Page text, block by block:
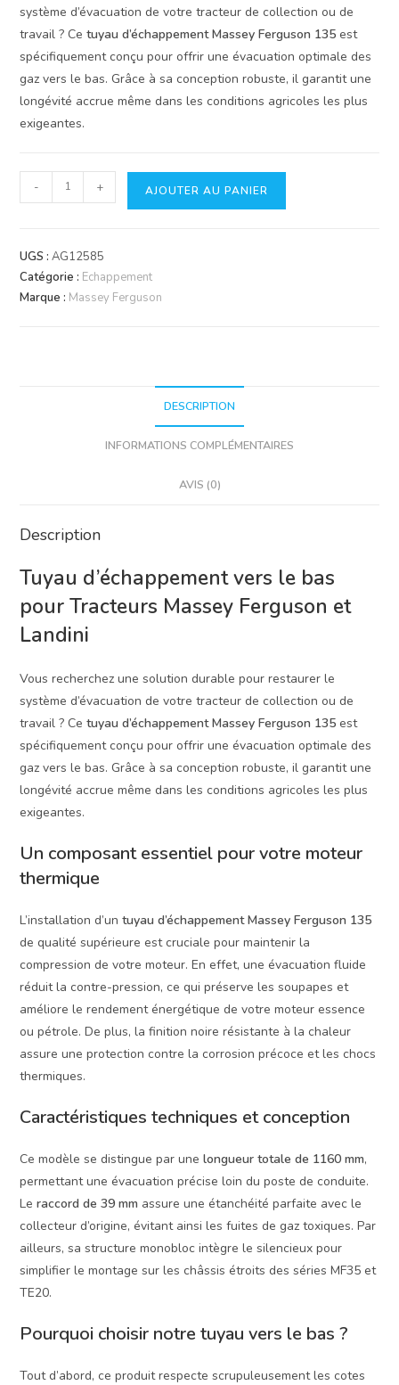
système d’évacuation de votre tracteur de collection ou de
travail ? Cetuyau d’échappement Massey Ferguson 135 est
spécifiquement conçu pour offrir une évacuation optimale des
gaz vers le bas. Grâce à sa conception robuste, il garantit une
longévité accrue même dans les conditions agricoles les plus
exigeantes.
quantité
de
d'Échappement
Bas
Massey
- + AJOUTER AU PANIER
UGS :AG12585
Catégorie : Echappement
Marque : Massey Ferguson
DESCRIPTION
INFORMATIONS COMPLÉMENTAIRES
AVIS (0)
Description
Tuyau d’échappement vers le bas
pour Tracteurs Massey Ferguson et
Landini
Vous recherchez une solution durable pour restaurer le
système d’évacuation de votre tracteur de collection ou de
travail ? Cetuyau d’échappement Massey Ferguson 135 est
spécifiquement conçu pour offrir une évacuation optimale des
gaz vers le bas. Grâce à sa conception robuste, il garantit une
longévité accrue même dans les conditions agricoles les plus
exigeantes.
Un composant essentiel pour votre moteur
thermique
L’installation d’untuyau d’échappement Massey Ferguson 135
de qualité supérieure est cruciale pour maintenir la
compression de votre moteur. En effet, une évacuation fluide
réduit la contre-pression, ce qui préserve les soupapes et
améliore le rendement énergétique de votre moteur essence
ou pétrole. De plus, la finition noire résistante à la chaleur
assure une protection contre la corrosion précoce et les chocs
thermiques.
Caractéristiques techniques et conception
Ce modèle se distingue par unelongueur totale de 1160 mm,
permettant une évacuation précise loin du poste de conduite.
Leraccord de 39 mm assure une étanchéité parfaite avec le
collecteur d’origine, évitant ainsi les fuites de gaz toxiques. Par
ailleurs, sa structure monobloc intègre le silencieux pour
simplifier le montage sur les châssis étroits des séries MF35 et
TE20.
Pourquoi choisir notre tuyau vers le bas ?
Tout d’abord, ce produit respecte scrupuleusement les cotes